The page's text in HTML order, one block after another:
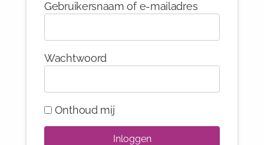
Gebruikersnaam of e-mailadres
Wachtwoord
Onthoud mij